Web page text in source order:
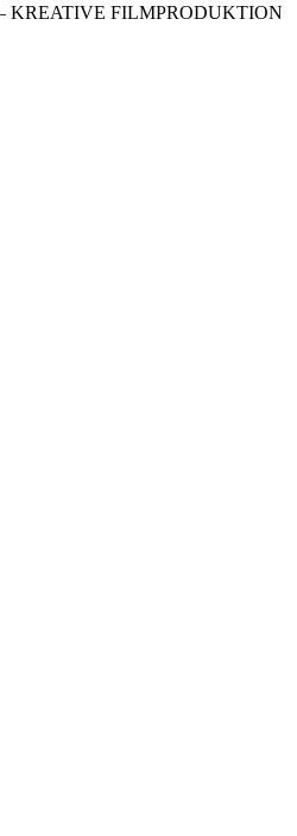
KREATIVE FILMPRODUKTION